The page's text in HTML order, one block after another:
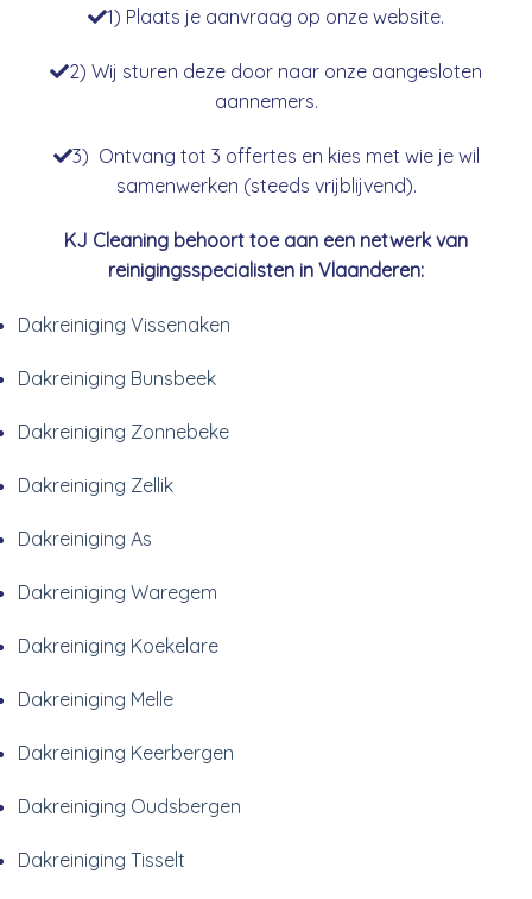
1) Plaats je aanvraag op onze website.
2) Wij sturen deze door naar onze aangesloten
aannemers.
3) Ontvang tot 3 offertes en kies met wie je wil
samenwerken (steeds vrijblijvend).
KJ Cleaning behoort toe aan een netwerk van
reinigingsspecialisten in Vlaanderen:
Dakreiniging Vissenaken
Dakreiniging Bunsbeek
Dakreiniging Zonnebeke
Dakreiniging Zellik
Dakreiniging As
Dakreiniging Waregem
Dakreiniging Koekelare
Dakreiniging Melle
Dakreiniging Keerbergen
Dakreiniging Oudsbergen
Dakreiniging Tisselt